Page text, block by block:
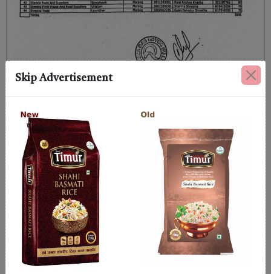
Skip Advertisement